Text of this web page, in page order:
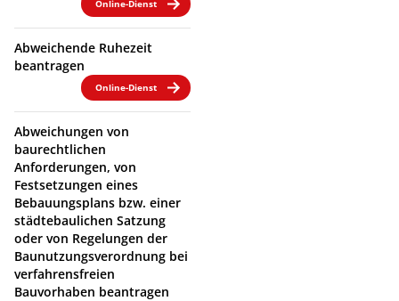
Online-Dienst
Abweichende Ruhezeit
beantragen
Online-Dienst
Abweichungen von
baurechtlichen
Anforderungen, von
Festsetzungen eines
Bebauungsplans bzw. einer
städtebaulichen Satzung
oder von Regelungen der
Baunutzungsverordnung bei
verfahrensfreien
Bauvorhaben beantragen